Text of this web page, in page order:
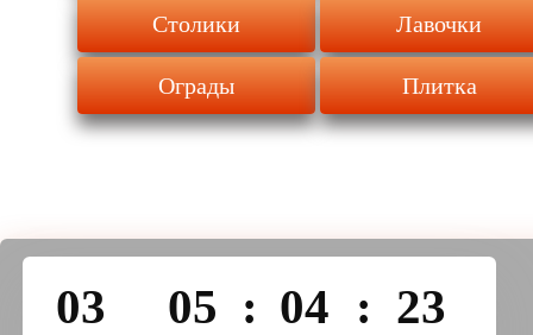
Столики Лавочки
Ограды Плитка
03 05 : 04 : 23